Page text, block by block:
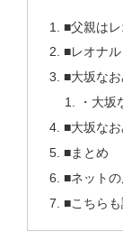
■父親は
■レオナ
■大坂な
・大坂
■大坂な
■まとめ
■ネット
■こちら